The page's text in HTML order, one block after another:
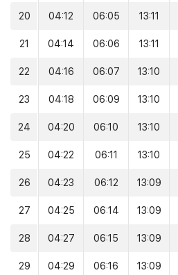
20 04:12 06:05 13:11
21 04:14 06:06 13:11
22 04:16 06:07 13:10
23 04:18 06:09 13:10
24 04:20 06:10 13:10
25 04:22 06:11 13:10
26 04:23 06:12 13:09
27 04:25 06:14 13:09
28 04:27 06:15 13:09
29 04:29 06:16 13:09